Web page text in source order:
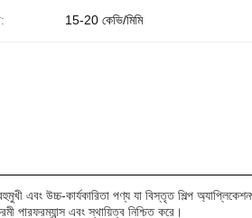
15-20 কেভি/মিমি
এবং উচ্চ-কার্যকারিতা পণ্য যা বিস্তৃত শিল্প
পারফরম্যান্স এবং স্থায়িত্ব নিশ্চিত করে।